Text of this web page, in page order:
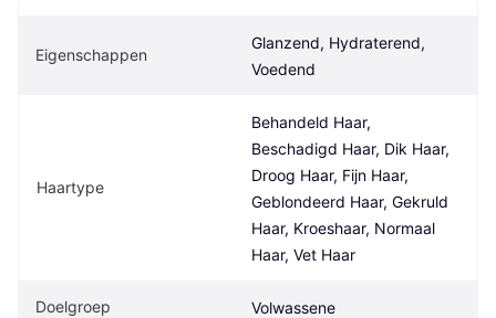
Eigenschappen
Glanzend, Hydraterend,
Voedend
Haartype
Behandeld Haar,
Beschadigd Haar, Dik Haar,
Droog Haar, Fijn Haar,
Geblondeerd Haar, Gekruld
Haar, Kroeshaar, Normaal
Haar, Vet Haar
Doelgroep Volwassene